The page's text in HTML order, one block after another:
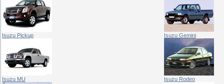
Isuzu Pickup Isuzu Gemini
Isuzu MU Isuzu Rodeo